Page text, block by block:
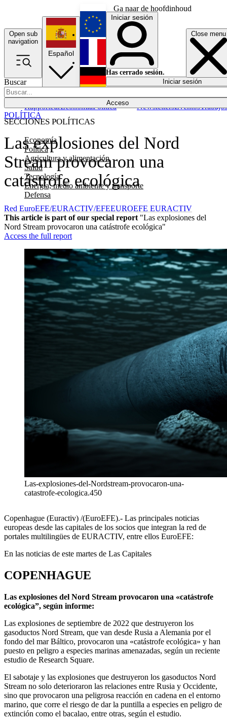
Ga naar de hoofdinhoud
Open sub
navigation
Close menu
Buscar
Acceso
SECCIONES POLÍTICAS
Economía
Política
Agricultura y alimentación
Salud
Tecnología
Energía, medio ambiente y transporte
Defensa
RapporteurEconomíaPolítica NewslettersEventosTrabajos
Español
English
Français
Iniciar sesión
Has cerrado sesión.
Iniciar sesión
Las explosiones del Nord
Stream provocaron una
catástrofe ecológica
POLÍTICA
Red EuroEFE/EURACTIV/EFEEUROEFE EURACTIV
This article is part of our special report "Las explosiones del
Nord Stream provocaron una catástrofe ecológica"
Access the full report
Las-explosiones-del-Nordstream-provocaron-una-
catastrofe-ecologica.450
Copenhague (Euractiv) /(EuroEFE).- Las principales noticias
europeas desde las capitales de los socios que integran la red de
portales multilingües de EURACTIV, entre ellos EuroEFE:
En las noticias de este martes de Las Capitales
COPENHAGUE
Las explosiones del Nord Stream provocaron una «catástrofe
ecológica”, según informe:
Las explosiones de septiembre de 2022 que destruyeron los
gasoductos Nord Stream, que van desde Rusia a Alemania por el
fondo del mar Báltico, provocaron una «catástrofe ecológica» y han
puesto en peligro a especies marinas amenazadas, según un reciente
estudio de Research Square.
El sabotaje y las explosiones que destruyeron los gasoductos Nord
Stream no solo deterioraron las relaciones entre Rusia y Occidente,
sino que provocaron una peligrosa reacción en cadena en el entorno
marino, que corre el riesgo de dar la puntilla a especies en peligro de
extinción como el bacalao, entre otras, según el estudio.